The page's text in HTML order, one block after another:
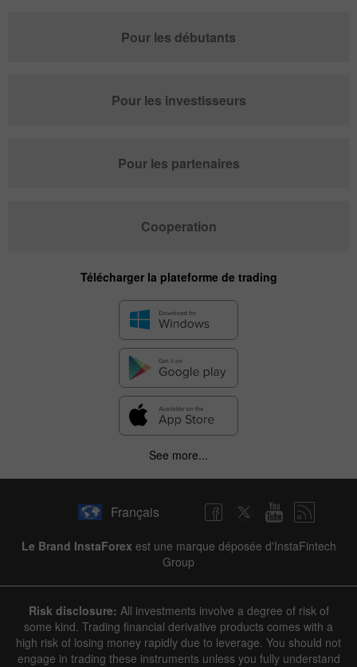
Pour les débutants
Pour les investisseurs
Pour les partenaires
Cooperation
Télécharger la plateforme de trading
See more...
Français
Le Brand InstaForex est une marque déposée d'InstaFintech
Group
Risk disclosure: All investments involve a degree of risk of
some kind. Trading financial derivative products comes with a
high risk of losing money rapidly due to leverage. You should not
engage in trading these instruments unless you fully understand